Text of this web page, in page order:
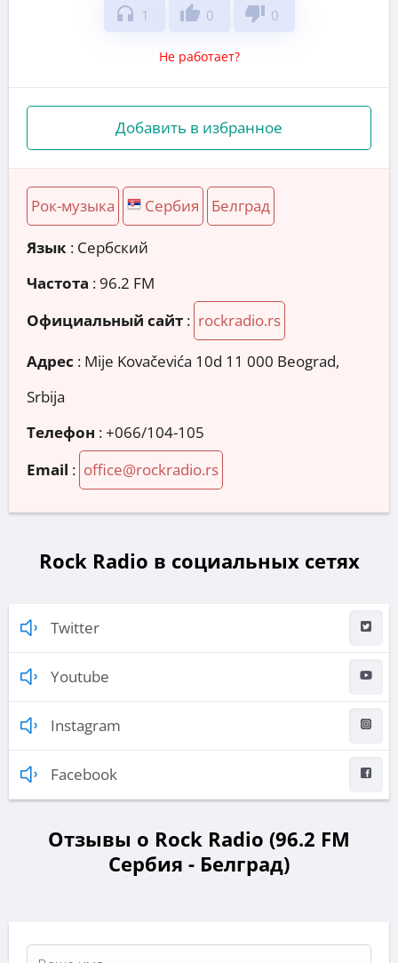
headphones 1 thumb_up 0 thumb_down 0
Не работает?
Добавить в избранное
Рок-музыка Сербия Белград
Язык : Сербский
Частота : 96.2 FM
Официальный сайт : rockradio.rs
Адрес : Mije Kovačevića 10d 11 000 Beograd,
Srbija
Телефон :+066/104-105
Email : office@rockradio.rs
Rock Radio в социальных сетях
Twitter
Youtube
Instagram
Facebook
Отзывы о Rock Radio (96.2 FM
Сербия - Белград)